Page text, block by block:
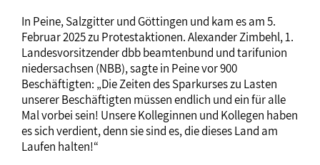
In Peine, Salzgitter und Göttingen und kam es am 5.
Februar 2025 zu Protestaktionen. Alexander Zimbehl, 1.
Landesvorsitzender dbb beamtenbund und tarifunion
niedersachsen (NBB), sagte in Peine vor 900
Beschäftigten: „Die Zeiten des Sparkurses zu Lasten
unserer Beschäftigten müssen endlich und ein für alle
Mal vorbei sein! Unsere Kolleginnen und Kollegen haben
es sich verdient, denn sie sind es, die dieses Land am
Laufen halten!“